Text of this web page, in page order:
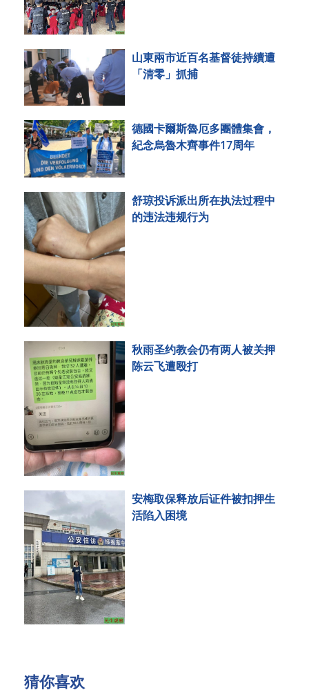
山東兩市近百名基督徒持續遭
「清零」抓捕
德國卡爾斯魯厄多團體集會，
紀念烏魯木齊事件17周年
舒琼投诉派出所在执法过程中
的违法违规行为
秋雨圣约教会仍有两人被关押
陈云飞遭殴打
安梅取保释放后证件被扣押生
活陷入困境
猜你喜欢